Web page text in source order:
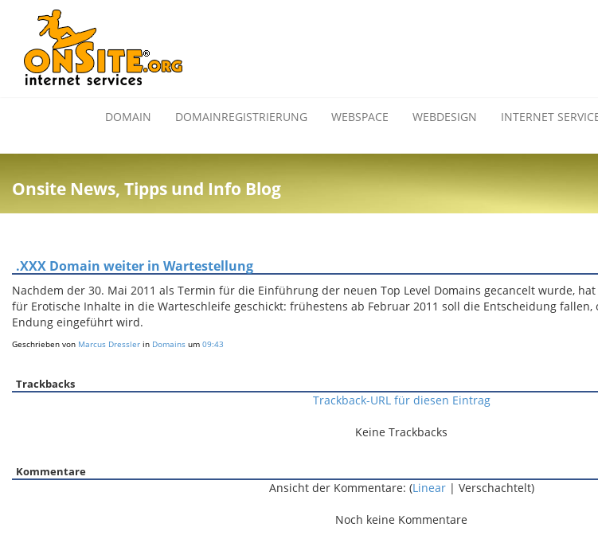
DOMAIN DOMAINREGISTRIERUNG WEBSPACE WEBDESIGN INTERNET
Onsite News, Tipps und Info Blog
.XXX Domain weiter in Wartestellung
Nachdem der 30. Mai 2011 als Termin für die Einführung der neuen Top Level Domains gecancelt wurde, hat
für Erotische Inhalte in die Warteschleife geschickt: frühestens ab Februar 2011 soll die Entscheidung
Endung eingeführt wird.
Geschrieben von Marcus Dressler in Domains um 09:43
Trackbacks
Trackback-URL für diesen Eintrag
Keine Trackbacks
Kommentare
Ansicht der Kommentare: (Linear| Verschachtelt)
Noch keine Kommentare